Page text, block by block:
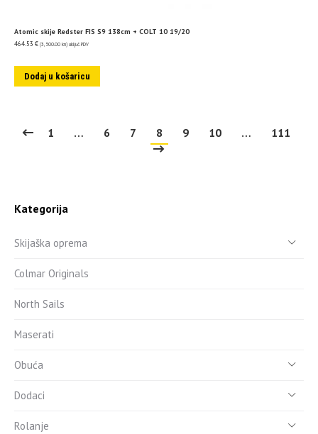
Atomic skije Redster FIS S9 138cm + COLT 10 19/20
464.53 € (3,500.00 kn) uključ. PDV
Dodaj u košaricu
1 … 6 7 8 9 10 … 111
Kategorija
Skijaška oprema
Colmar Originals
North Sails
Maserati
Obuća
Dodaci
Rolanje